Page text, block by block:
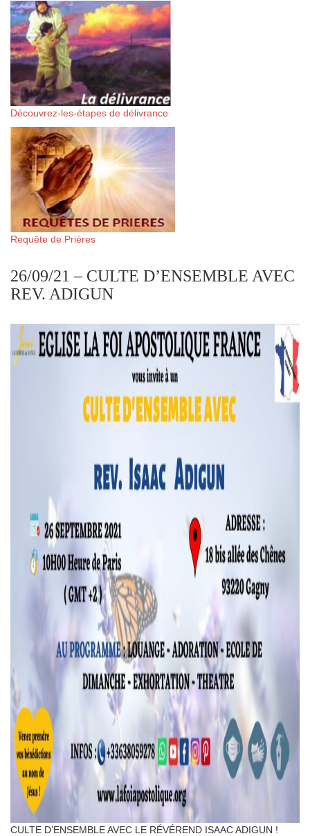
Découvrez-les-étapes de délivrance
Requête de Prières
26/09/21 – CULTE D’ENSEMBLE AVEC
REV. ADIGUN
CULTE D’ENSEMBLE AVEC LE RÉVÉREND ISAAC ADIGUN !